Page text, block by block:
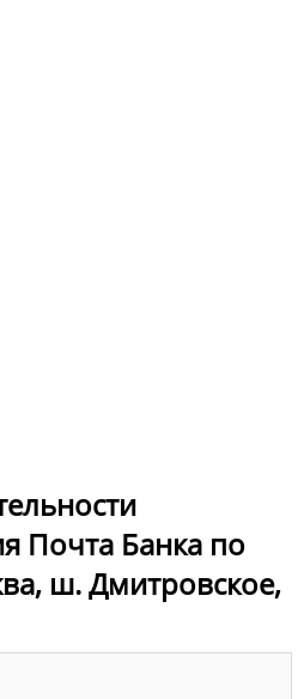
Почта Банка по
ш. Дмитровское,